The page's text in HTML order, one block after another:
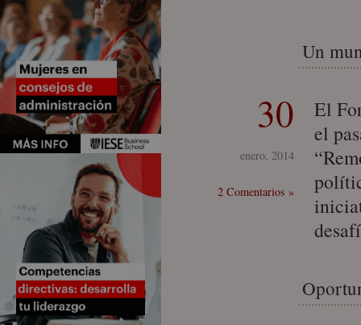
Un
30
enero, 2014
2 Comentarios »
El
el